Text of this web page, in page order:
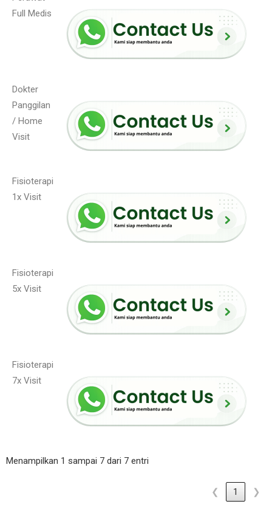
Full Medis
Dokter
Panggilan
/ Home
Visit
Fisioterapi
1x Visit
Fisioterapi
5x Visit
Fisioterapi
7x Visit
Menampilkan 1 sampai 7 dari 7 entri
❮ 1 ❯